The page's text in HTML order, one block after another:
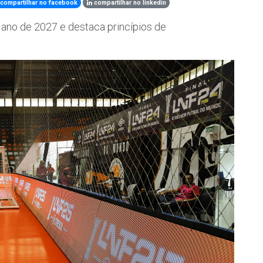
no facebook compartilhar no linkedin
de 2027 e destaca princípios de